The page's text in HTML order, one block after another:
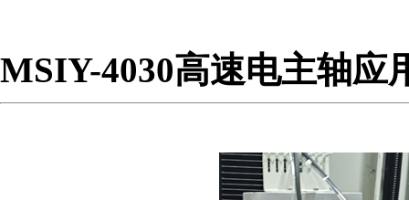
MSIY-4030高速电主轴应